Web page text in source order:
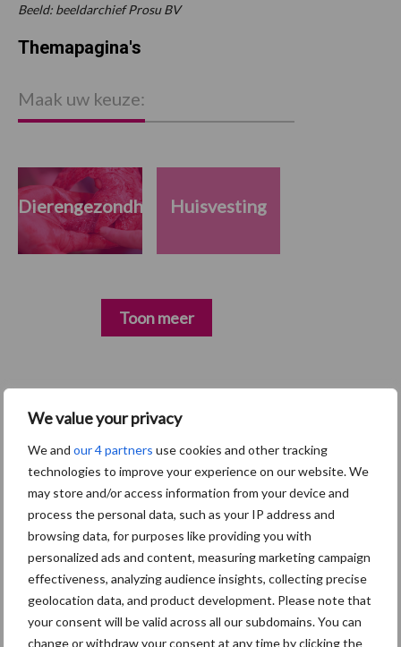
We value your privacy
We and our 4 partners use cookies and other tracking
technologies to improve your experience on our website. We
may store and/or access information from your device and
process the personal data, such as your IP address and
browsing data, for purposes like providing you with
personalized ads and content, measuring marketing campaign
effectiveness, analyzing audience insights, collecting precise
geolocation data, and product development. Please note that
your consent will be valid across all our subdomains. You can
change or withdraw your consent at any time by clicking the
Beeld: beeldarchief Prosu BV
Primaire
Sidebar
5 aug
“Vraag naar praktische
hygieneoplossingen is in Polen
groter dan ooit”
5 aug
Eliminatieprotocol voor
Mycoplasma hyopneumoniae
4 aug
AVP in Finland onderstreept dat
Themapagina's
Maak uw keuze:
Dierengezondheid Huisvesting
Toon meer